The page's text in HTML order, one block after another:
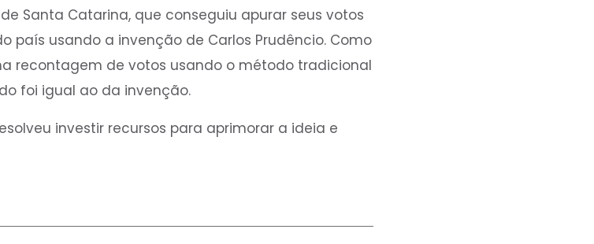
Santa Catarina, que conseguiu apurar seus votos
país usando a invenção de Carlos Prudêncio. Como
recontagem de votos usando o método tradicional
foi igual ao da invenção.
investir recursos para aprimorar a ideia e